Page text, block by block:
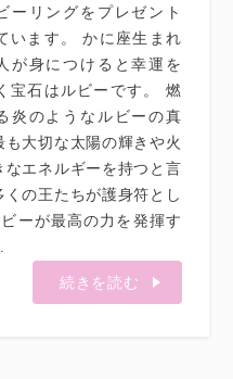
ーリングをプレゼント
います。 かに座生まれ
が身につけると幸運を
宝石はルビーです。 燃
炎のようなルビーの真
大切な太陽の輝きや火
エネルギーを持つと言
の王たちが護身符とし
ーが最高の力を発揮す
続きを読む